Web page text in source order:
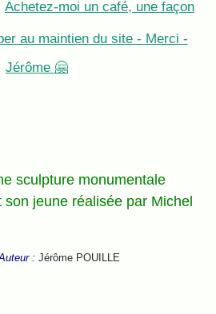
Achetez-moi un café, une façon
au maintien du site - Merci -
Jérôme 🤗
sculpture monumentale
jeune réalisée par Michel
: Jérôme POUILLE